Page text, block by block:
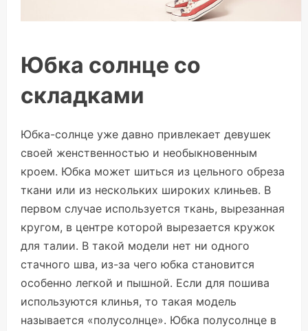
Юбка солнце со
складками
Юбка-солнце уже давно привлекает девушек
своей женственностью и необыкновенным
кроем. Юбка может шиться из цельного обреза
ткани или из нескольких широких клиньев. В
первом случае используется ткань, вырезанная
кругом, в центре которой вырезается кружок
для талии. В такой модели нет ни одного
стачного шва, из-за чего юбка становится
особенно легкой и пышной. Если для пошива
используются клинья, то такая модель
называется «полусолнце». Юбка полусолнце в